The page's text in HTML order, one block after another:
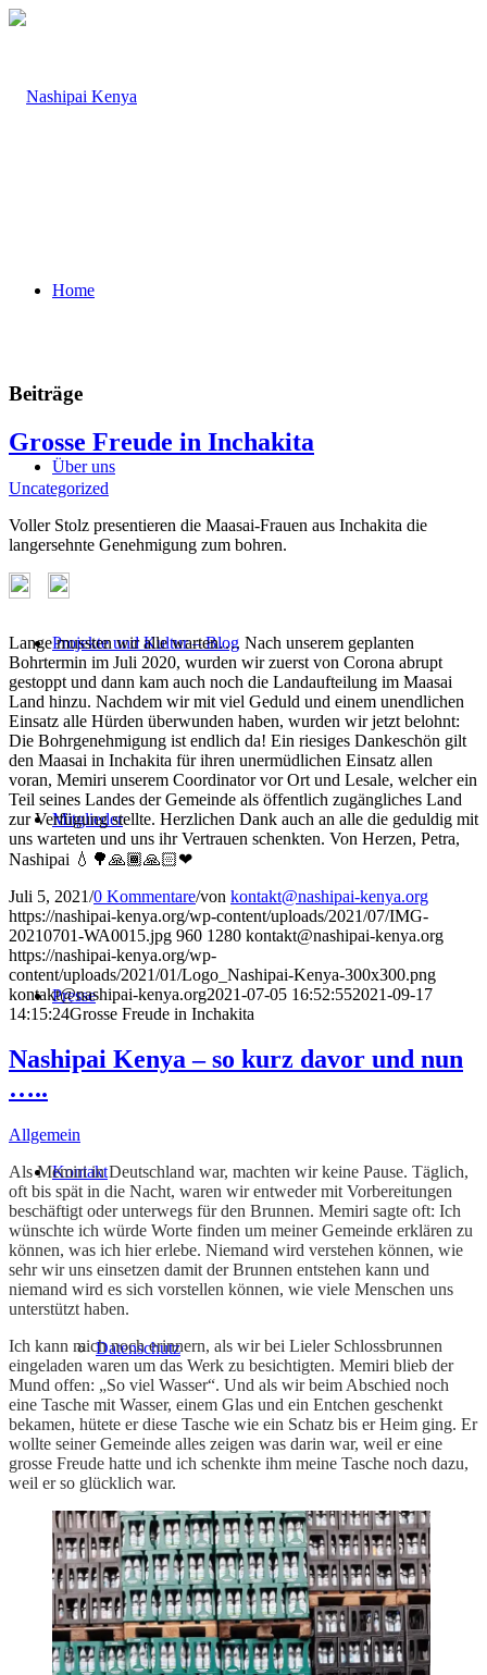
Home
Über uns
Projekte und Kultur – Blog
Mitglieder
Presse
Kontakt
Datenschutz
Impressum
Beiträge
Grosse Freude in Inchakita
Uncategorized
Voller Stolz presentieren die Maasai-Frauen aus Inchakita die
langersehnte Genehmigung zum bohren.
Lange mussten wir alle warten…. Nach unserem geplanten
Bohrtermin im Juli 2020, wurden wir zuerst von Corona abrupt
gestoppt und dann kam auch noch die Landaufteilung im Maasai
Land hinzu. Nachdem wir mit viel Geduld und einem unendlichen
Einsatz alle Hürden überwunden haben, wurden wir jetzt belohnt:
Die Bohrgenehmigung ist endlich da! Ein riesiges Dankeschön gilt
den Maasai in Inchakita für ihren unermüdlichen Einsatz allen
voran, Memiri unserem Coordinator vor Ort und Lesale, welcher ein
Teil seines Landes der Gemeinde als öffentlich zugängliches Land
zur Verfügung stellte. Herzlichen Dank auch an alle die geduldig mit
uns warteten und uns ihr Vertrauen schenkten. Von Herzen, Petra,
Nashipai 💧🌳🙏🏾🙏🏻❤
Juli 5, 2021/0 Kommentare/von kontakt@nashipai-kenya.org
https://nashipai-kenya.org/wp-content/uploads/2021/07/IMG-
20210701-WA0015.jpg 960 1280 kontakt@nashipai-kenya.org
https://nashipai-kenya.org/wp-
content/uploads/2021/01/Logo_Nashipai-Kenya-300x300.png
kontakt@nashipai-kenya.org2021-07-05 16:52:552021-09-17
14:15:24Grosse Freude in Inchakita
Nashipai Kenya – so kurz davor und nun
…..
Allgemein
Als Memiri in Deutschland war, machten wir keine Pause. Täglich,
oft bis spät in die Nacht, waren wir entweder mit Vorbereitungen
beschäftigt oder unterwegs für den Brunnen. Memiri sagte oft: Ich
wünschte ich würde Worte finden um meiner Gemeinde erklären zu
können, was ich hier erlebe. Niemand wird verstehen können, wie
sehr wir uns einsetzen damit der Brunnen entstehen kann und
niemand wird es sich vorstellen können, wie viele Menschen uns
unterstützt haben.
Ich kann mich noch erinnern, als wir bei Lieler Schlossbrunnen
eingeladen waren um das Werk zu besichtigten. Memiri blieb der
Mund offen: „So viel Wasser“. Und als wir beim Abschied noch
eine Tasche mit Wasser, einem Glas und ein Entchen geschenkt
bekamen, hütete er diese Tasche wie ein Schatz bis er Heim ging. Er
wollte seiner Gemeinde alles zeigen was darin war, weil er eine
grosse Freude hatte und ich schenkte ihm meine Tasche noch dazu,
weil er so glücklich war.